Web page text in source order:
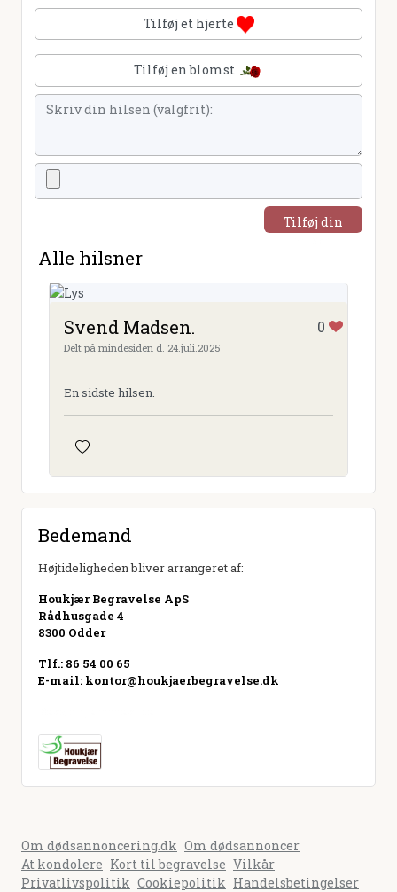
Tilføj et hjerte
Tilføj en blomst
Tilføj din
Alle hilsner
Svend Madsen. 0
Delt på mindesiden d. 24.juli.2025
En sidste hilsen.
Bedemand
Højtideligheden bliver arrangeret af:
Houkjær Begravelse ApS
Rådhusgade 4
8300 Odder
Tlf.: 86 54 00 65
E-mail: kontor@houkjaerbegravelse.dk
Om dødsannoncering.dk Om dødsannoncer
At kondolere Kort til begravelse Vilkår
Privatlivspolitik Cookiepolitik Handelsbetingelser